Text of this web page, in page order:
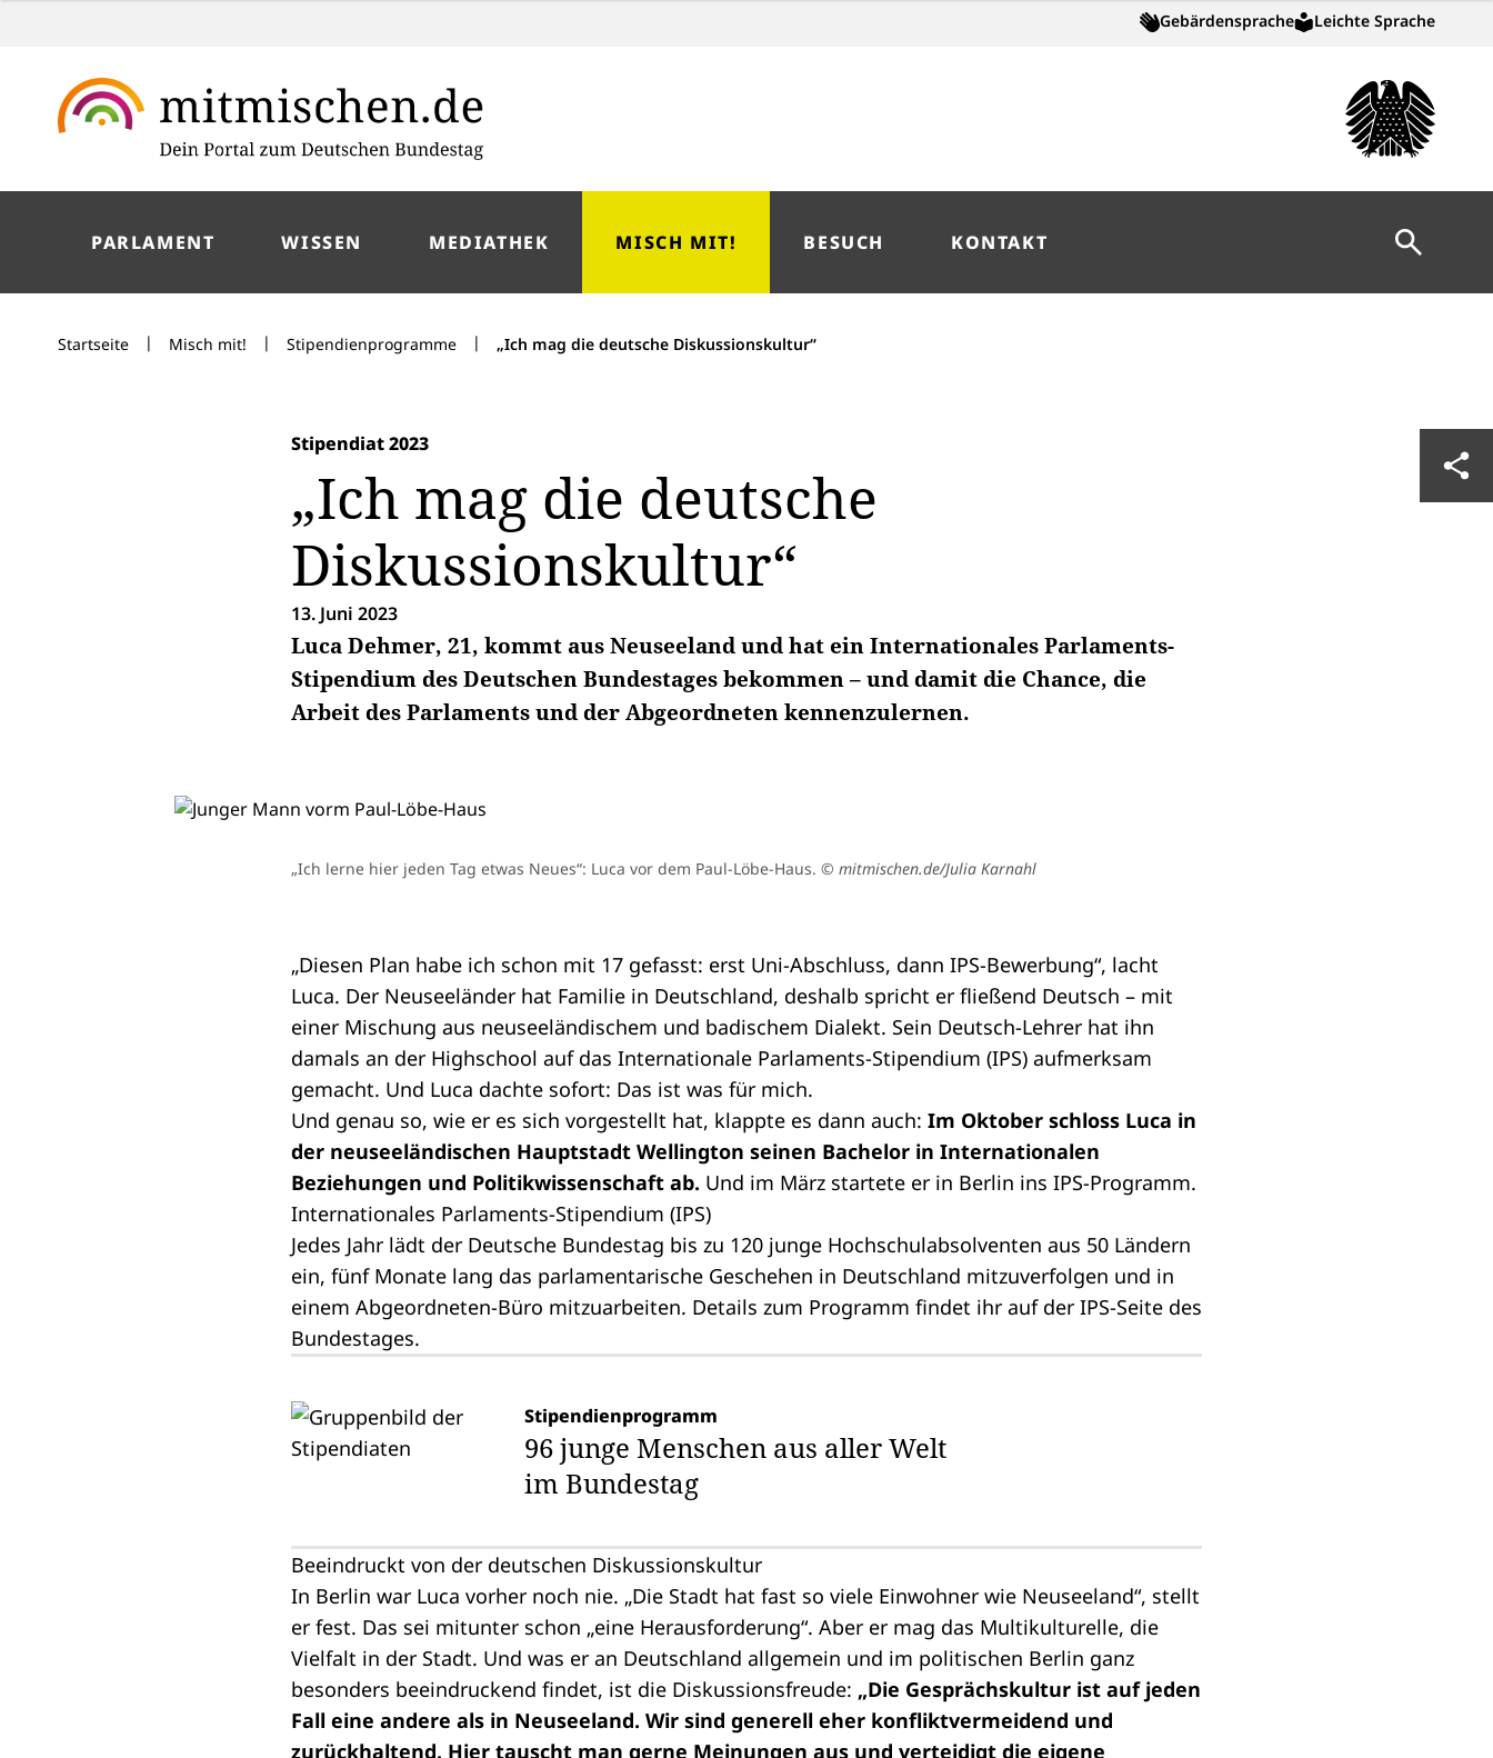
Gebärdensprache Leichte Sprache
PARLAMENT WISSEN MEDIATHEK MISCH MIT! BESUCH KONTAKT Suche
Startseite | Misch mit! | Stipendienprogramme | „Ich mag die deutsche Diskussionskultur“
Stipendiat 2023
„Ich mag die deutsche
Diskussionskultur“
13. Juni 2023
Luca Dehmer, 21, kommt aus Neuseeland und hat ein Internationales Parlaments-
Stipendium des Deutschen Bundestages bekommen – und damit die Chance, die
Arbeit des Parlaments und der Abgeordneten kennenzulernen.
„Ich lerne hier jeden Tag etwas Neues“: Luca vor dem Paul-Löbe-Haus. © mitmischen.de/Julia Karnahl
„Diesen Plan habe ich schon mit 17 gefasst: erst Uni-Abschluss, dann IPS-Bewerbung“, lacht
Luca. Der Neuseeländer hat Familie in Deutschland, deshalb spricht er fließend Deutsch – mit
einer Mischung aus neuseeländischem und badischem Dialekt. Sein Deutsch-Lehrer hat ihn
damals an der Highschool auf das Internationale Parlaments-Stipendium (IPS) aufmerksam
gemacht. Und Luca dachte sofort: Das ist was für mich.
Und genau so, wie er es sich vorgestellt hat, klappte es dann auch: Im Oktober schloss Luca in
der neuseeländischen Hauptstadt Wellington seinen Bachelor in Internationalen
Beziehungen und Politikwissenschaft ab. Und im März startete er in Berlin ins IPS-Programm.
Internationales Parlaments-Stipendium (IPS)
Jedes Jahr lädt der Deutsche Bundestag bis zu 120 junge Hochschulabsolventen aus 50 Ländern
ein, fünf Monate lang das parlamentarische Geschehen in Deutschland mitzuverfolgen und in
einem Abgeordneten-Büro mitzuarbeiten. Details zum Programm findet ihr auf der IPS-Seite des
Bundestages.
Stipendienprogramm
96 junge Menschen aus aller Welt
im Bundestag
Beeindruckt von der deutschen Diskussionskultur
In Berlin war Luca vorher noch nie. „Die Stadt hat fast so viele Einwohner wie Neuseeland“, stellt
er fest. Das sei mitunter schon „eine Herausforderung“. Aber er mag das Multikulturelle, die
Vielfalt in der Stadt. Und was er an Deutschland allgemein und im politischen Berlin ganz
besonders beeindruckend findet, ist die Diskussionsfreude: „Die Gesprächskultur ist auf jeden
Fall eine andere als in Neuseeland. Wir sind generell eher konfliktvermeidend und
zurückhaltend. Hier tauscht man gerne Meinungen aus und verteidigt die eigene